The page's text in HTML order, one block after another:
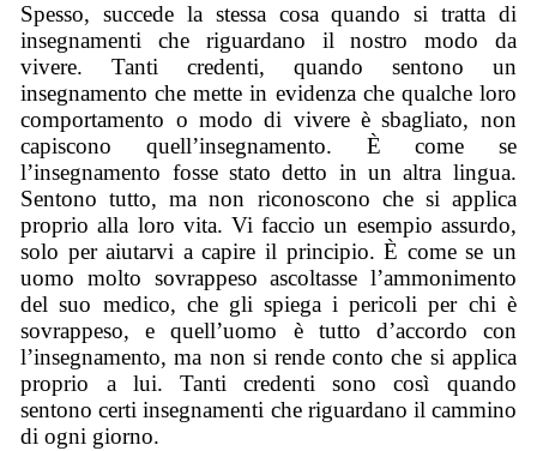
Spesso, succede la stessa cosa quando si tratta di
insegnamenti che riguardano il nostro modo da
vivere. Tanti credenti, quando sentono un
insegnamento che mette in evidenza che qualche loro
comportamento o modo di vivere è sbagliato, non
capiscono quell’insegnamento. È come se
l’insegnamento fosse stato detto in un altra lingua.
Sentono tutto, ma non riconoscono che si applica
proprio alla loro vita. Vi faccio un esempio assurdo,
solo per aiutarvi a capire il principio. È come se un
uomo molto sovrappeso ascoltasse l’ammonimento
del suo medico, che gli spiega i pericoli per chi è
sovrappeso, e quell’uomo è tutto d’accordo con
l’insegnamento, ma non si rende conto che si applica
proprio a lui. Tanti credenti sono così quando
sentono certi insegnamenti che riguardano il cammino
di ogni giorno.